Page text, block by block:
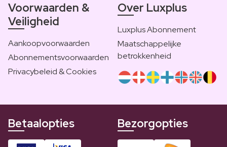
Voorwaarden &
Veiligheid
Aankoopvoorwaarden
Abonnementsvoorwaarden
Privacybeleid & Cookies
Over Luxplus
Luxplus Abonnement
Maatschappelijke
betrokkenheid
Betaalopties Bezorgopties